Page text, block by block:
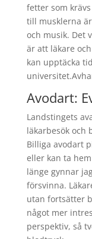
fetter som
till musklerna
och musik. Det
är att läkare
kan upptäcka
Avodart:
Landstingets
läkarbesök och
Billiga avodart
eller kan ta
länge gynnar
försvinna.
utan fortsätter
något mer
perspektiv, så